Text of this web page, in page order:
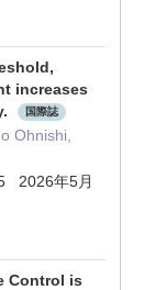
increases
国際誌
Ohnishi,
2026年5月
Control is